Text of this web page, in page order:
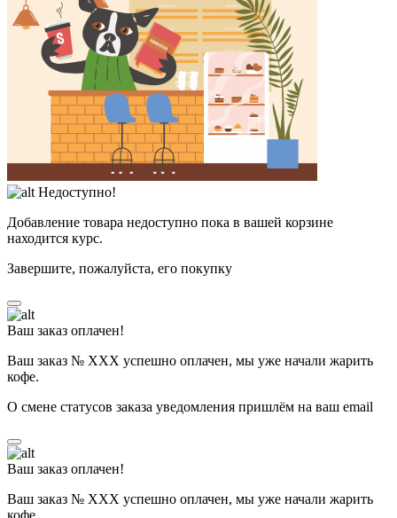
Недоступно!
Добавление товара недоступно пока в вашей корзине
находится курс.
Завершите, пожалуйста, его покупку
Ваш заказ оплачен!
Ваш заказ № ХХХ успешно оплачен, мы уже начали жарить
кофе.
О смене статусов заказа уведомления пришлём на ваш email
Ваш заказ оплачен!
Ваш заказ № ХХХ успешно оплачен, мы уже начали жарить
кофе.